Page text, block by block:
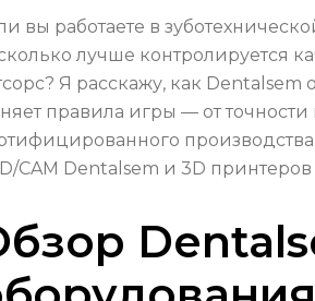
вы работаете в
лучше контролируется
Я расскажу, как
правила игры — от
CAM Dentalsem и 3D